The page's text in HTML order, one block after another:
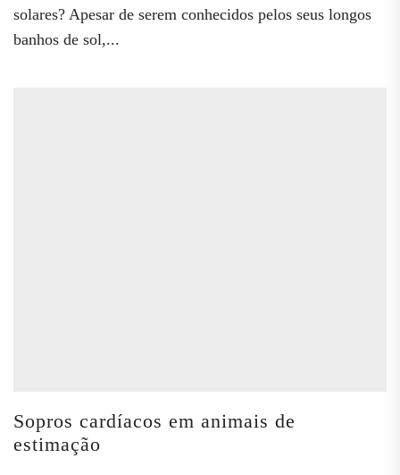
solares? Apesar de serem conhecidos pelos seus longos
banhos de sol,...
Sopros cardíacos em animais de
estimação